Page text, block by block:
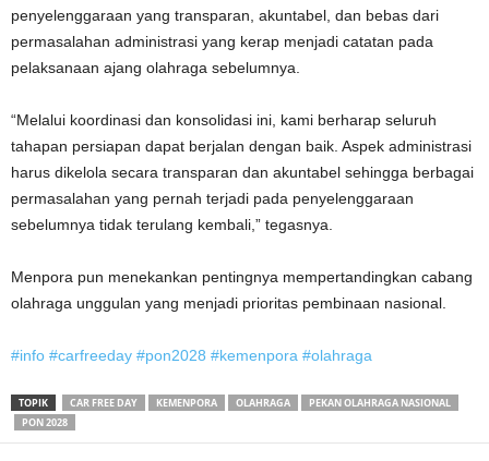
penyelenggaraan yang transparan, akuntabel, dan bebas dari
permasalahan administrasi yang kerap menjadi catatan pada
pelaksanaan ajang olahraga sebelumnya.
“Melalui koordinasi dan konsolidasi ini, kami berharap seluruh
tahapan persiapan dapat berjalan dengan baik. Aspek administrasi
harus dikelola secara transparan dan akuntabel sehingga berbagai
permasalahan yang pernah terjadi pada penyelenggaraan
sebelumnya tidak terulang kembali,” tegasnya.
Menpora pun menekankan pentingnya mempertandingkan cabang
olahraga unggulan yang menjadi prioritas pembinaan nasional.
#info #carfreeday #pon2028 #kemenpora #olahraga
TOPIK CAR FREE DAY KEMENPORA OLAHRAGA
PEKAN OLAHRAGA NASIONAL
PON 2028